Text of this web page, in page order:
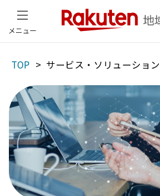
メニュー
TOP サービス・ソリューション